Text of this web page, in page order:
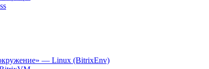
— Linux (BitrixEnv)